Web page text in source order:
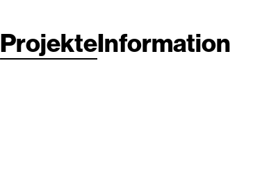
ProjekteInformation